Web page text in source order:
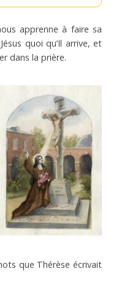
apprenne à faire sa
quoi qu’Il arrive, et
dans la prière.
que Thérèse écrivait